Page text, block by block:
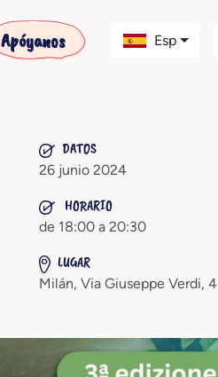
Apóyanos Esp
DATOS
26 junio 2024
HORARIO
de 18:00 a 20:30
LUGAR
Milán, Via Giuseppe Verdi, 4